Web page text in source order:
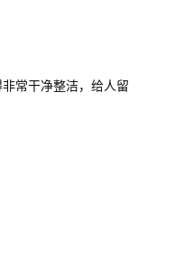
常干净整洁，给人留